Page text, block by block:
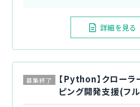
詳細を見る
募集終了
【Python】クローラ
ピング開発支援(フ